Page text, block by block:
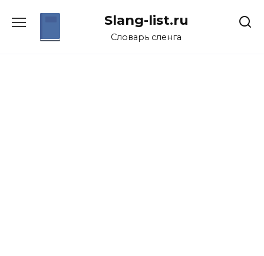
Slang-list.ru
Словарь сленга